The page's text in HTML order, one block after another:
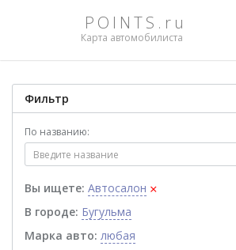
POINTS.ru
Карта автомобилиста
Фильтр
По названию:
Вы ищете: Автосалон ×
В городе: Бугульма
Марка авто: любая